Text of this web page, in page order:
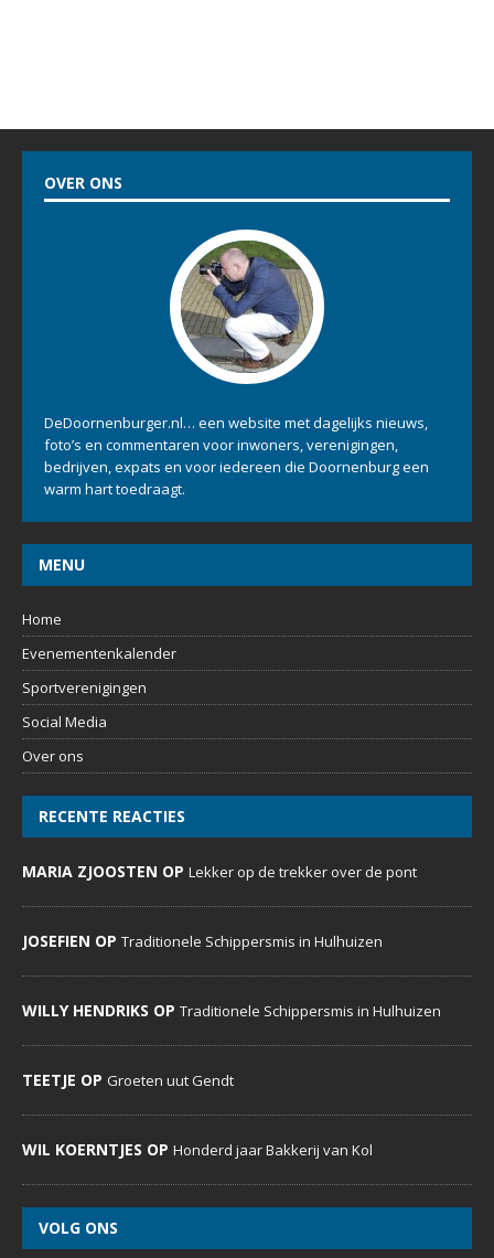
OVER ONS
DeDoornenburger.nl… een website met dagelijks nieuws,
foto’s en commentaren voor inwoners, verenigingen,
bedrijven, expats en voor iedereen die Doornenburg een
warm hart toedraagt.
MENU
Home
Evenementenkalender
Sportverenigingen
Social Media
Over ons
RECENTE REACTIES
MARIA ZJOOSTEN OP Lekker op de trekker over de pont
JOSEFIEN OP Traditionele Schippersmis in Hulhuizen
WILLY HENDRIKS OP Traditionele Schippersmis in Hulhuizen
TEETJE OP Groeten uut Gendt
WIL KOERNTJES OP Honderd jaar Bakkerij van Kol
VOLG ONS